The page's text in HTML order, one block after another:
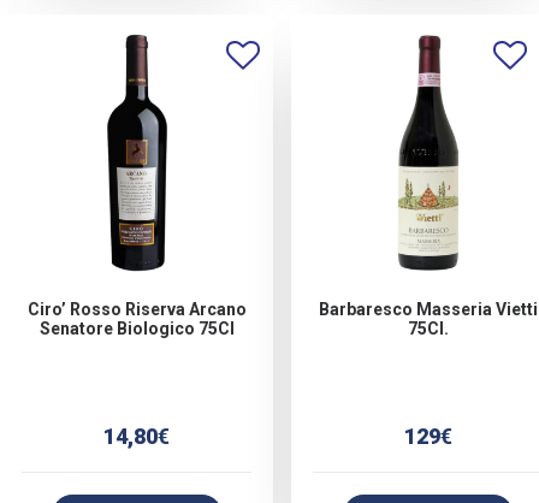
Ciro’ Rosso Riserva Arcano
Senatore Biologico 75Cl
14,80€
Barbaresco Masseria Vietti
75Cl.
129€